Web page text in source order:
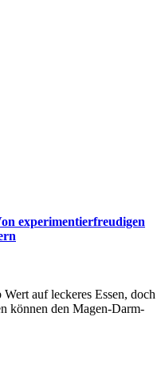
experimentierfreudigen
auf leckeres Essen, doch
können den Magen-Darm-